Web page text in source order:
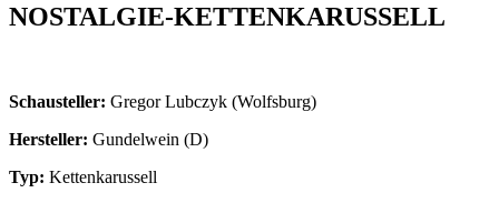
NOSTALGIE-KETTENKARUSSELL
Schausteller: Gregor Lubczyk (Wolfsburg)
Hersteller: Gundelwein (D)
Typ: Kettenkarussell